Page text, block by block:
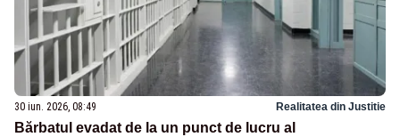
30 iun. 2026, 08:49 Realitatea din Justitie
Bărbatul evadat de la un punct de lucru al